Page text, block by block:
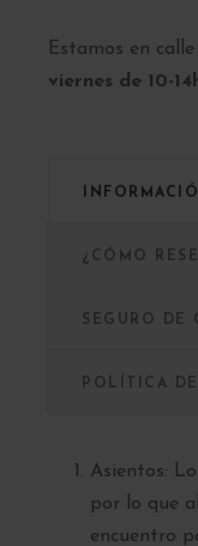
Estamos en
viernes de 10-
¿CÓMO
SEGURO DE
POLÍTICA
Asientos:
por lo que
encuentro